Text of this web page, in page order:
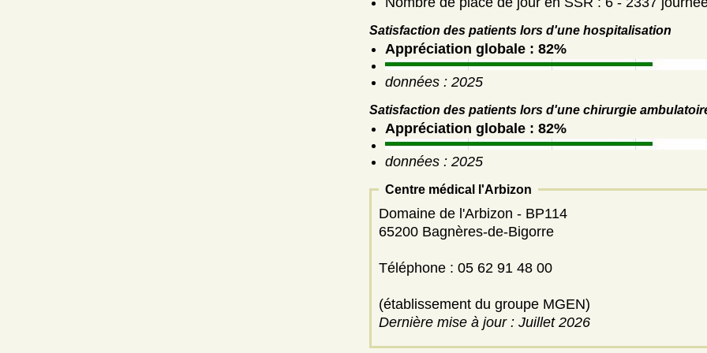
Satisfaction des patients lors d'une hospitalisation
Appréciation globale : 82%
données : 2025
Satisfaction des patients lors d'une chirurgie
Appréciation globale : 82%
données : 2025
Centre médical l'Arbizon
Domaine de l'Arbizon - BP114
65200 Bagnères-de-Bigorre
Téléphone : 05 62 91 48 00
(établissement du groupe MGEN)
Dernière mise à jour : Juillet 2026